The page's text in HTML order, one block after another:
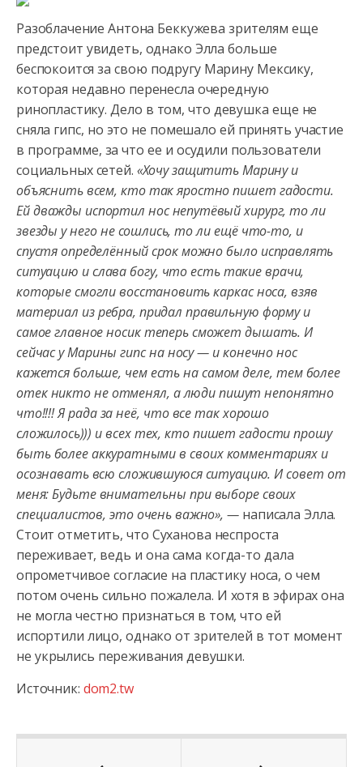
Разоблачение Антона Беккужева зрителям еще
предстоит увидеть, однако Элла больше
беспокоится за свою подругу Марину Мексику,
которая недавно перенесла очередную
ринопластику. Дело в том, что девушка еще не
сняла гипс, но это не помешало ей принять участие
в программе, за что ее и осудили пользователи
социальных сетей. «Хочу защитить Марину и
объяснить всем, кто так яростно пишет гадости.
Ей дважды испортил нос непутёвый хирург, то ли
звезды у него не сошлись, то ли ещё что-то, и
спустя определённый срок можно было исправлять
ситуацию и слава богу, что есть такие врачи,
которые смогли восстановить каркас носа, взяв
материал из ребра, придал правильную форму и
самое главное носик теперь сможет дышать. И
сейчас у Марины гипс на носу — и конечно нос
кажется больше, чем есть на самом деле, тем более
отек никто не отменял, а люди пишут непонятно
что!!!! Я рада за неё, что все так хорошо
сложилось))) и всех тех, кто пишет гадости прошу
быть более аккуратными в своих комментариях и
осознавать всю сложившуюся ситуацию. И совет от
меня: Будьте внимательны при выборе своих
специалистов, это очень важно», — написала Элла.
Стоит отметить, что Суханова неспроста
переживает, ведь и она сама когда-то дала
опрометчивое согласие на пластику носа, о чем
потом очень сильно пожалела. И хотя в эфирах она
не могла честно признаться в том, что ей
испортили лицо, однако от зрителей в тот момент
не укрылись переживания девушки.
Источник: dom2.tw